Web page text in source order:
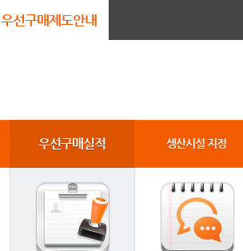
우선구매제도안내
우선구매실적 생산시설 지정